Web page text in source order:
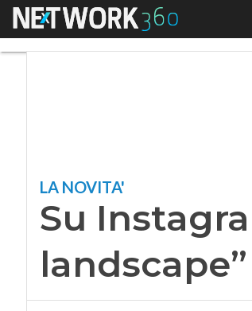
Menu
LA NOVITA'
Su
landscape”